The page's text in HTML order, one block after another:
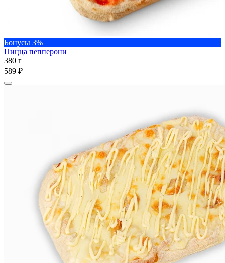
Бонусы 3%
Пицца пепперони
380 г
589 ₽